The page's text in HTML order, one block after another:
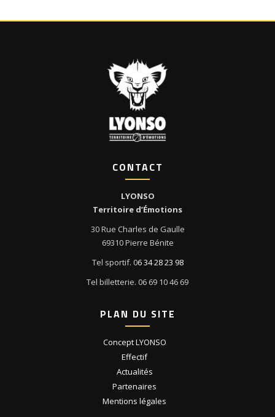
CONTACT
LYONSO
Territoire d’Émotions
30 Rue Charles de Gaulle
69310 Pierre Bénite
Tel sportif. 06 34 28 23 98
Tel billetterie. 06 69 10 46 69
PLAN DU SITE
Concept LYONSO
Effectif
Actualités
Partenaires
Mentions légales